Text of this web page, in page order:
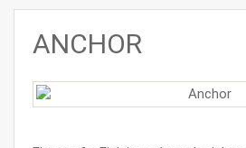
ANCHOR